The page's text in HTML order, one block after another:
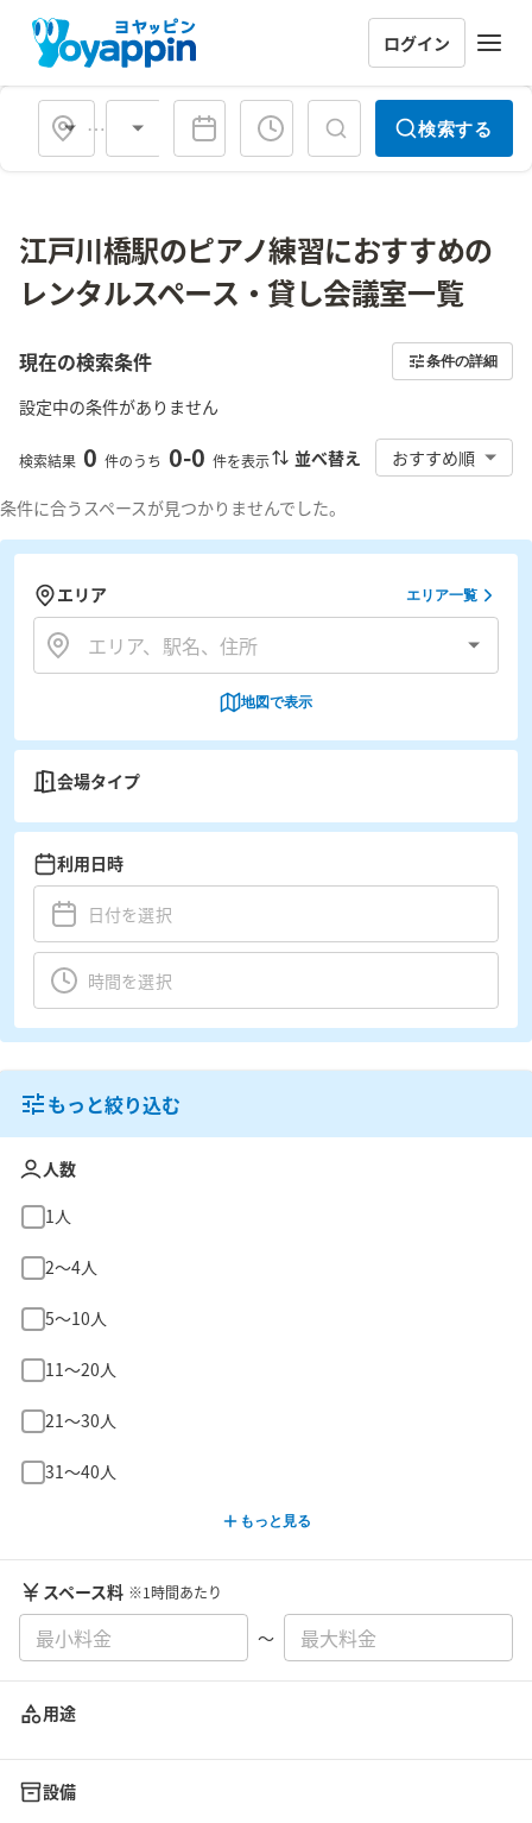
ログイン
会場タイプ 検索する
江戸川橋駅のピアノ練習におすすめの
レンタルスペース・貸し会議室一覧
現在の検索条件 条件の詳細
設定中の条件がありません
検索結果 0 件のうち 0-0 件を表示 並べ替え おすすめ順
条件に合うスペースが見つかりませんでした。
エリア エリア一覧
地図で表示
会場タイプ
利用日時
もっと絞り込む
人数
1人
2〜4人
5〜10人
11〜20人
21〜30人
31〜40人
もっと見る
スペース料 ※1時間あたり
〜
用途
設備